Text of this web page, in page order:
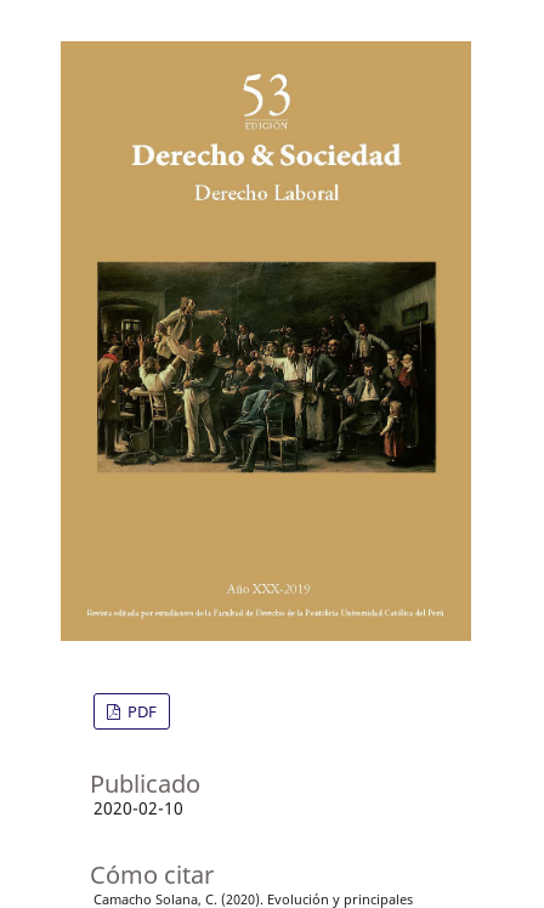
PDF
Publicado
2020-02-10
Cómo citar
Camacho Solana, C. (2020). Evolución y principales